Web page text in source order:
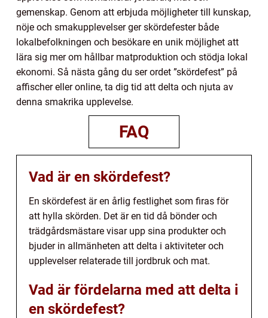
gemenskap. Genom att erbjuda möjligheter till kunskap,
nöje och smakupplevelser ger skördefester både
lokalbefolkningen och besökare en unik möjlighet att
lära sig mer om hållbar matproduktion och stödja lokal
ekonomi. Så nästa gång du ser ordet ”skördefest” på
affischer eller online, ta dig tid att delta och njuta av
denna smakrika upplevelse.
FAQ
Vad är en skördefest?
En skördefest är en årlig festlighet som firas för
att hylla skörden. Det är en tid då bönder och
trädgårdsmästare visar upp sina produkter och
bjuder in allmänheten att delta i aktiviteter och
upplevelser relaterade till jordbruk och mat.
Vad är fördelarna med att delta i
en skördefest?